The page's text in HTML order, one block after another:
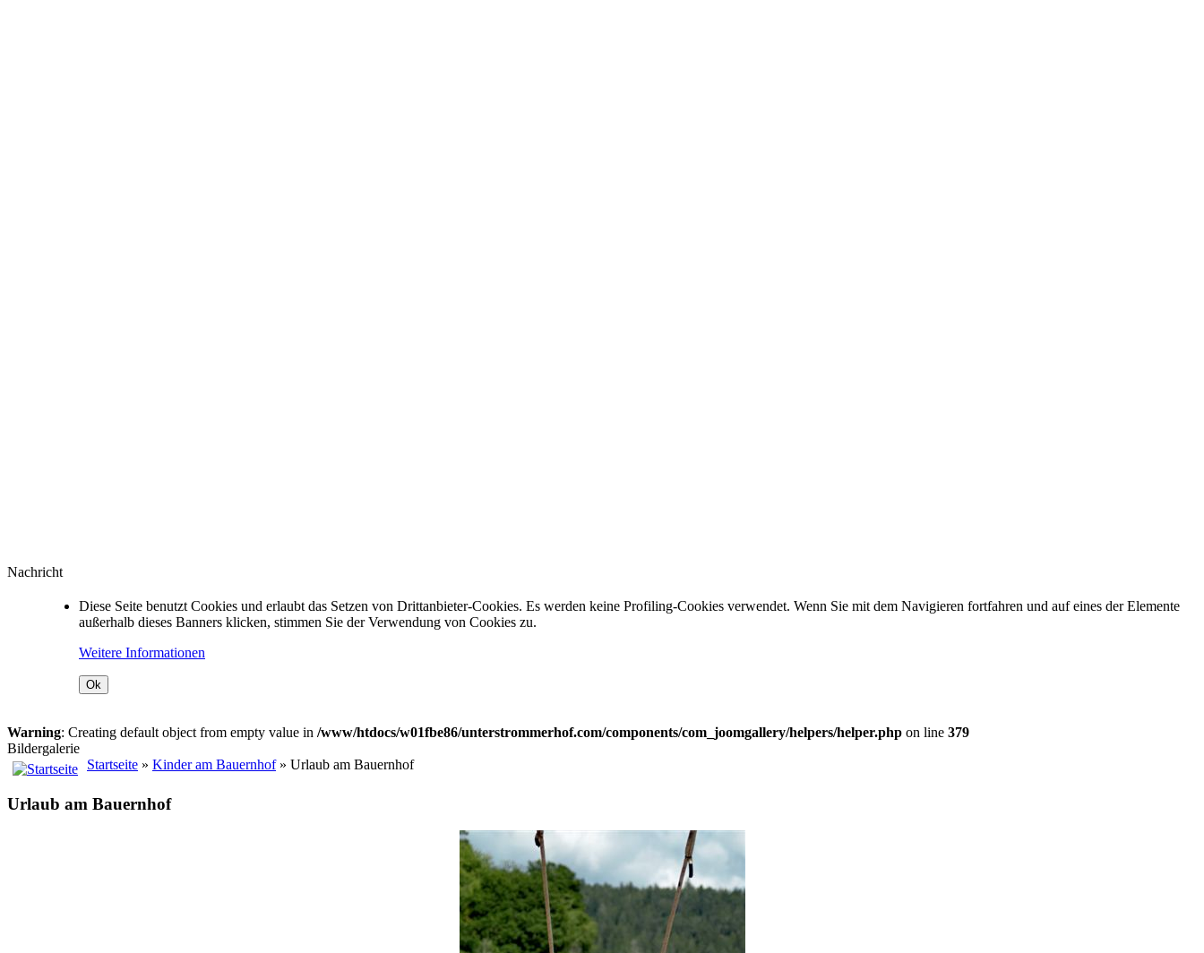
Nachricht
Diese Seite benutzt Cookies und erlaubt das Setzen von Drittanbieter-Cookies. Es werden keine Profiling-Cookies verwendet. Wenn Sie mit dem Navigieren fortfahren und auf eines der Elemente
außerhalb dieses Banners klicken, stimmen Sie der Verwendung von Cookies zu.
Weitere Informationen
Ok
Warning: Creating default object from empty value in /www/htdocs/w01fbe86/unterstrommerhof.com/components/com_joomgallery/helpers/helper.php on line 379
Bildergalerie
Startseite » Kinder am Bauernhof» Urlaub am Bauernhof
Urlaub am Bauernhof